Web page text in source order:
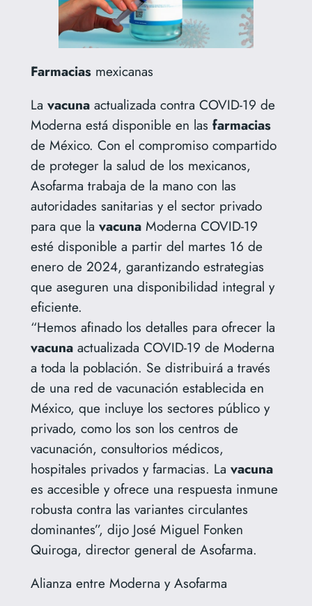
Farmaciasmexicanas
La vacunaactualizada contra COVID-19 de
Moderna está disponible en las farmacias
de México. Con el compromiso compartido
de proteger la salud de los mexicanos,
Asofarma trabaja de la mano con las
autoridades sanitarias y el sector privado
para que la vacunaModerna COVID-19
esté disponible a partir del martes 16 de
enero de 2024, garantizando estrategias
que aseguren una disponibilidad integral y
eficiente.
“Hemos afinado los detalles para ofrecer la
vacunaactualizada COVID-19 de Moderna
a toda la población. Se distribuirá a través
de una red de vacunación establecida en
México, que incluye los sectores público y
privado, como los son los centros de
vacunación, consultorios médicos,
hospitales privados y farmacias. La vacuna
es accesible y ofrece una respuesta inmune
robusta contra las variantes circulantes
dominantes”, dijo José Miguel Fonken
Quiroga, director general de Asofarma.
Alianza entre Moderna y Asofarma